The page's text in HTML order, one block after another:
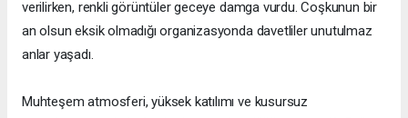
verilirken, renkli görüntüler geceye damga vurdu. Coşkunun bir
an olsun eksik olmadığı organizasyonda davetliler unutulmaz
anlar yaşadı.
Muhteşem atmosferi, yüksek katılımı ve kusursuz